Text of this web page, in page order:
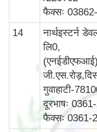
फैक्सः
14
नार्थइस्टर्न
लि0,
(एनईडीएफआई)
गुवाहाटी-
दूरभाषः
फैक्सः 0361-